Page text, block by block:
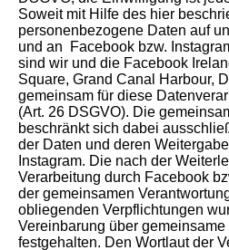
Soweit mit Hilfe des hier
personenbezogene Daten auf
und an Facebook bzw.
sind wir und die Facebook
Square, Grand Canal Harbour,
gemeinsam für diese
(Art. 26 DSGVO). Die
beschränkt sich dabei
der Daten und deren
Instagram. Die nach der
Verarbeitung durch Facebook
der gemeinsamen
obliegenden Verpflichtungen
Vereinbarung über gemeinsame
festgehalten. Den Wortlaut der